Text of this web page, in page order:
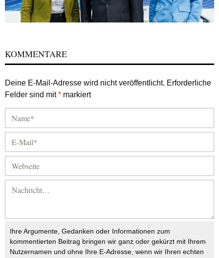
KOMMENTARE
Deine E-Mail-Adresse wird nicht veröffentlicht. Erforderliche
Felder sind mit* markiert
Ihre Argumente, Gedanken oder Informationen zum
kommentierten Beitrag bringen wir ganz oder gekürzt mit Ihrem
Nutzernamen und ohne Ihre E-Adresse, wenn wir Ihren echten